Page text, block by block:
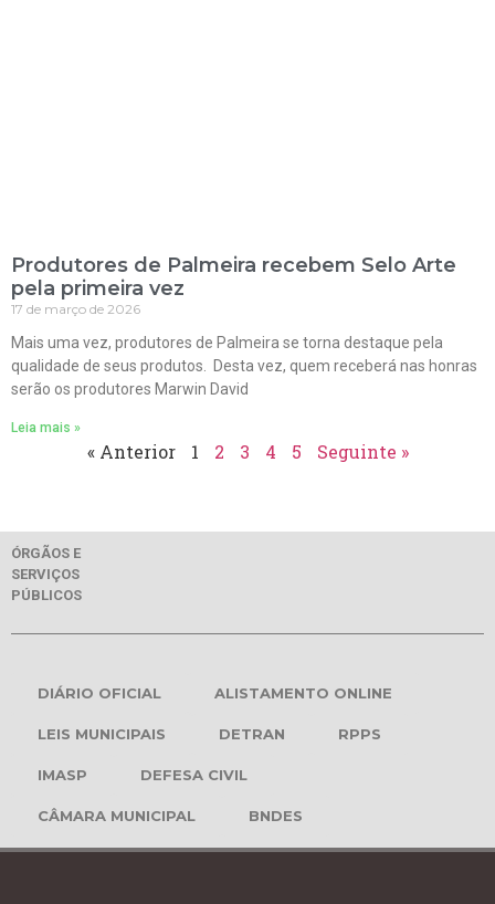
Produtores de Palmeira recebem Selo Arte
pela primeira vez
17 de março de 2026
Mais uma vez, produtores de Palmeira se torna destaque pela
qualidade de seus produtos. Desta vez, quem receberá nas honras
serão os produtores Marwin David
Leia mais »
« Anterior 1 2 3 4 5 Seguinte »
ÓRGÃOS E
SERVIÇOS
PÚBLICOS
DIÁRIO OFICIAL ALISTAMENTO ONLINE
LEIS MUNICIPAIS DETRAN RPPS
IMASP DEFESA CIVIL
CÂMARA MUNICIPAL BNDES